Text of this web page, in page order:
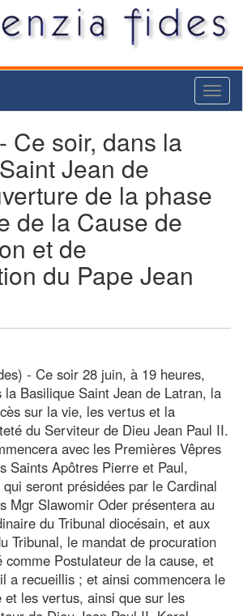
Ce soir, dans la
Jean de
de la phase
de la Cause de
et de
du Pape Jean
- Ce soir 28 juin, à 19 heures,
la Basilique Saint Jean de Latran, la
sur la vie, les vertus et la
du Serviteur de Dieu Jean Paul II.
avec les Premières Vêpres
Saints Apôtres Pierre et Paul,
seront présidées par le Cardinal
Mgr Slawomir Oder présentera au
du Tribunal diocésain, et aux
Tribunal, le mandat de procuration
comme Postulateur de la cause, et
a recueillis ; et ainsi commencera le
et les vertus, ainsi que sur les